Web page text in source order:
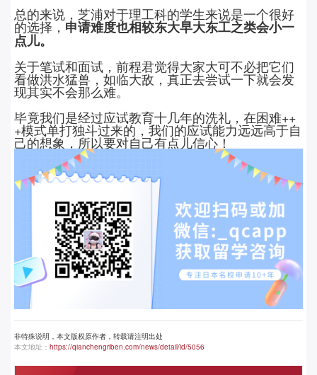
总的来说，芝浦对于理工科的学生来说是一个很好
的选择，申请难度也相较东大早大东工之类会小一
点儿。
关于笔试和面试，前程君觉得大家大可不必把它们
看做洪水猛兽，如临大敌，真正去尝试一下就会发
现其实不会那么难。
毕竟我们是经过应试教育十几年的洗礼，在困难++
+模式单打独斗过来的，我们的应试能力远远高于自
己的想象，所以要对自己有点儿信心！
非特殊说明，本文版权原作者，转载请注明出处
本文地址： https://qianchengriben.com/news/detail/id/5056